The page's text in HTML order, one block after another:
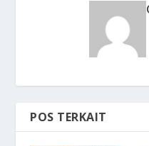
POS TERKAIT